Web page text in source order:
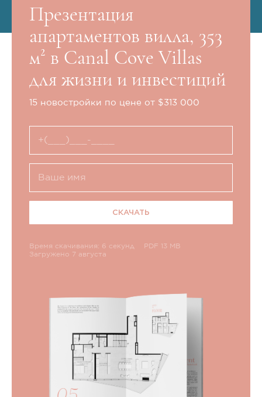
Презентация
апартаментов вилла, 353
м² в Canal Cove Villas
для жизни и инвестиций
15 новостройки по цене от $313 000
СКАЧАТЬ
Время скачивания: 6 секунд
PDF 13 MB
Загружено 7 августа